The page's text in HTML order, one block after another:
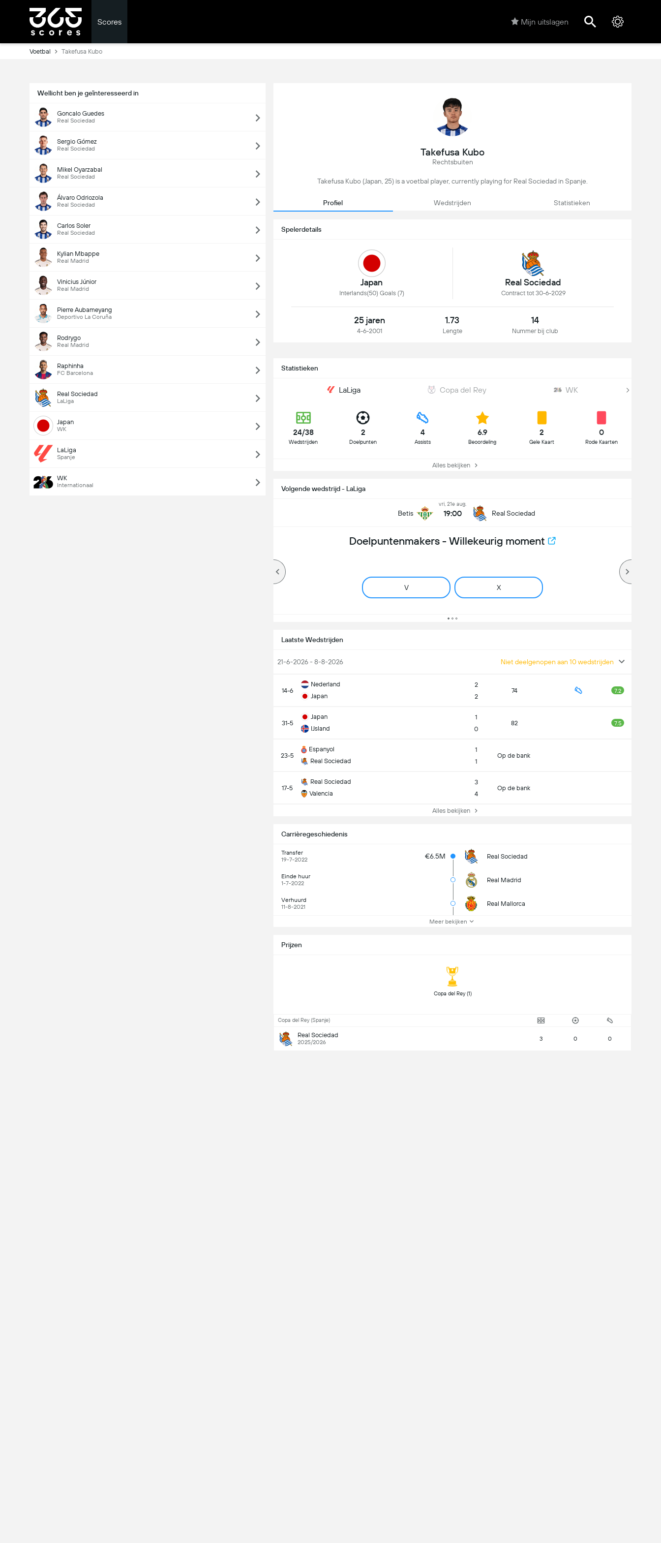
Scores Mijn uitslagen
Voetbal Takefusa Kubo
Wellicht ben je geïnteresseerd in
Goncalo Guedes
Real Sociedad
Sergio Gómez
Real Sociedad
Mikel Oyarzabal
Real Sociedad
Álvaro Odriozola
Real Sociedad
Carlos Soler
Real Sociedad
Kylian Mbappe
Real Madrid
Vinicius Júnior
Real Madrid
Pierre Aubameyang
Deportivo La Coruña
Rodrygo
Real Madrid
Raphinha
FC Barcelona
Real Sociedad
LaLiga
Japan
WK
LaLiga
Spanje
WK
Internationaal
Takefusa Kubo
Rechtsbuiten
Takefusa Kubo (Japan, 25) is a voetbal player, currently playing for Real Sociedad in Spanje.
Profiel Wedstrijden Statistieken
Spelerdetails
Japan
Interlands(50) Goals (7)
Real Sociedad
Contract tot 30-6-2029
25 jaren
4-6-2001
1.73
Lengte
14
Nummer bij club
Statistieken
LaLiga Copa del Rey WK
24/38
Wedstrijden
2
Doelpunten
4
Assists
6.9
Beoordeling
2
Gele Kaart
0
Rode Kaarten
Alles bekijken
Volgende wedstrijd - LaLiga
Betis
vri, 21e aug.
19:00 Real Sociedad
Doelpuntenmakers - Willekeurig moment
V X
Laatste Wedstrijden
21-6-2026 - 8-8-2026 Niet deelgenopen aan 10 wedstrijden
14-6
Nederland
Japan
2
2
74 7.2
31-5
Japan
IJsland
1
0
82 7.5
23-5
Espanyol
Real Sociedad
1
1
Op de bank
17-5
Real Sociedad
Valencia
3
4
Op de bank
Alles bekijken
Carrièregeschiedenis
Transfer
19-7-2022
€6.5M Real Sociedad
Einde huur
1-7-2022
Real Madrid
Verhuurd
11-8-2021
Real Mallorca
Meer bekijken
Prijzen
Copa del Rey (1)
Copa del Rey (Spanje)
Real Sociedad
2025/2026 3 0 0